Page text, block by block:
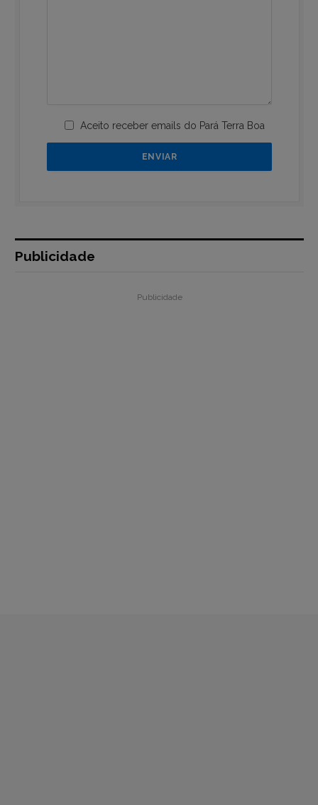
Aceito receber emails do Pará Terra Boa
Publicidade
Publicidade